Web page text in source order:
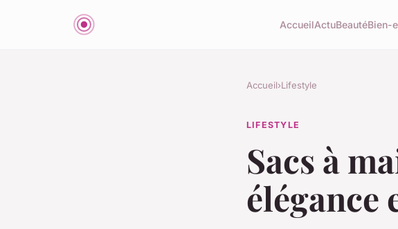
AccueilActuBeautéBien-
Accueil›Lifestyle
LIFESTYLE
Sacs à
élégance